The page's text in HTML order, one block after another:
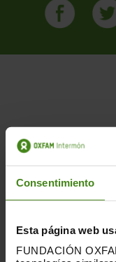
Consentimiento
Esta página web
FUNDACIÓN